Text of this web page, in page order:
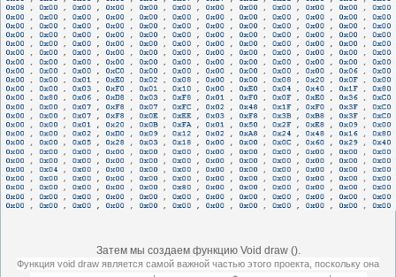
Затем мы создаем функцию Void draw ().
Функция void draw является самой важной частью этого проекта, поскольку она